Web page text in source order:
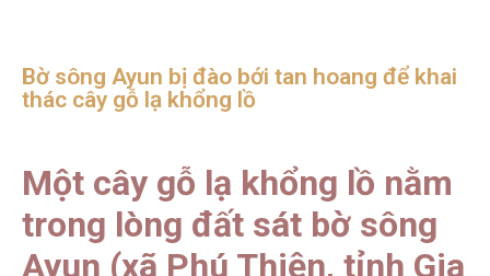
Bờ sông Ayun bị đào bới tan hoang để khai
thác cây gỗ lạ khổng lồ
Một cây gỗ lạ khổng lồ nằm
trong lòng đất sát bờ sông
Ayun (xã Phú Thiện, tỉnh Gia